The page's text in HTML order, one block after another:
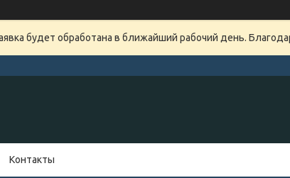
будет обработана в ближайший рабочий день.
Контакты